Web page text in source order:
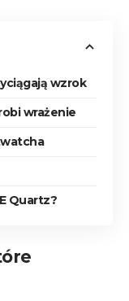
wzrok
wrażenie
Quartz?